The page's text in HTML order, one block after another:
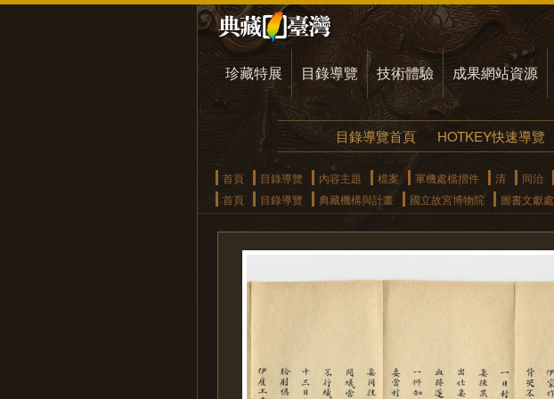
珍藏特展 目錄導覽 技術體驗 成果網站資源
目錄導覽首頁 HOTKEY快速導覽
首頁 目錄導覽 內容主題 檔案 軍機處檔摺件 清 同治
首頁
目錄導覽 典藏機構與計畫 國立故宮博物院 圖書文獻處